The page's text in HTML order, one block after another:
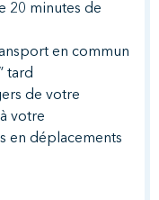
20 minutes de
en commun
tard
de votre
votre
en déplacements